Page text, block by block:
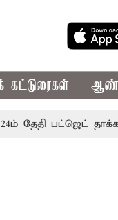
கட்டுரைகள்
பட்ஜெட் தாக்கல்